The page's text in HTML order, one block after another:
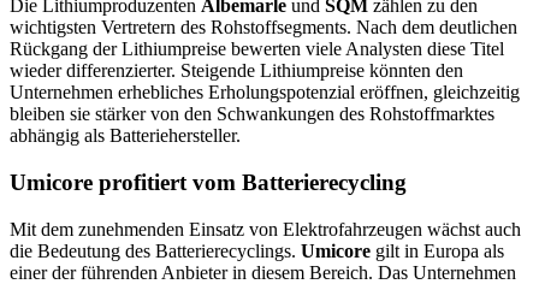
Die Lithiumproduzenten Albemarle und SQM zählen zu den
wichtigsten Vertretern des Rohstoffsegments. Nach dem deutlichen
Rückgang der Lithiumpreise bewerten viele Analysten diese Titel
wieder differenzierter. Steigende Lithiumpreise könnten den
Unternehmen erhebliches Erholungspotenzial eröffnen, gleichzeitig
bleiben sie stärker von den Schwankungen des Rohstoffmarktes
abhängig als Batteriehersteller.
Umicore profitiert vom Batterierecycling
Mit dem zunehmenden Einsatz von Elektrofahrzeugen wächst auch
die Bedeutung des Batterierecyclings. Umicore gilt in Europa als
einer der führenden Anbieter in diesem Bereich. Das Unternehmen